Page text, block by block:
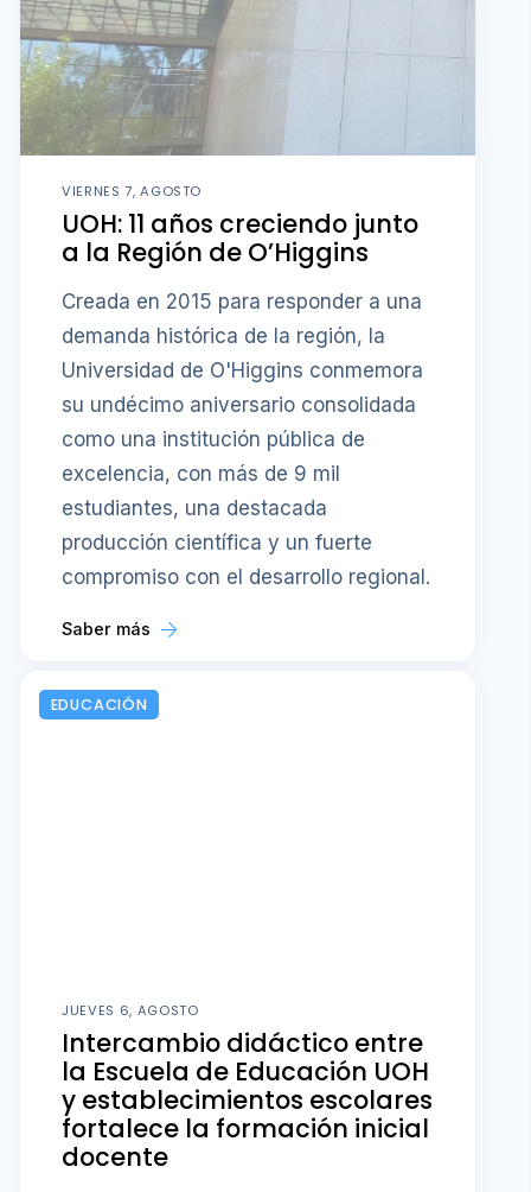
VIERNES 7, AGOSTO
UOH: 11 años creciendo junto
a la Región de O’Higgins
Creada en 2015 para responder a una
demanda histórica de la región, la
Universidad de O'Higgins conmemora
su undécimo aniversario consolidada
como una institución pública de
excelencia, con más de 9 mil
estudiantes, una destacada
producción científica y un fuerte
compromiso con el desarrollo regional.
Saber más
EDUCACIÓN
JUEVES 6, AGOSTO
Intercambio didáctico entre
la Escuela de Educación UOH
y establecimientos escolares
fortalece la formación inicial
docente